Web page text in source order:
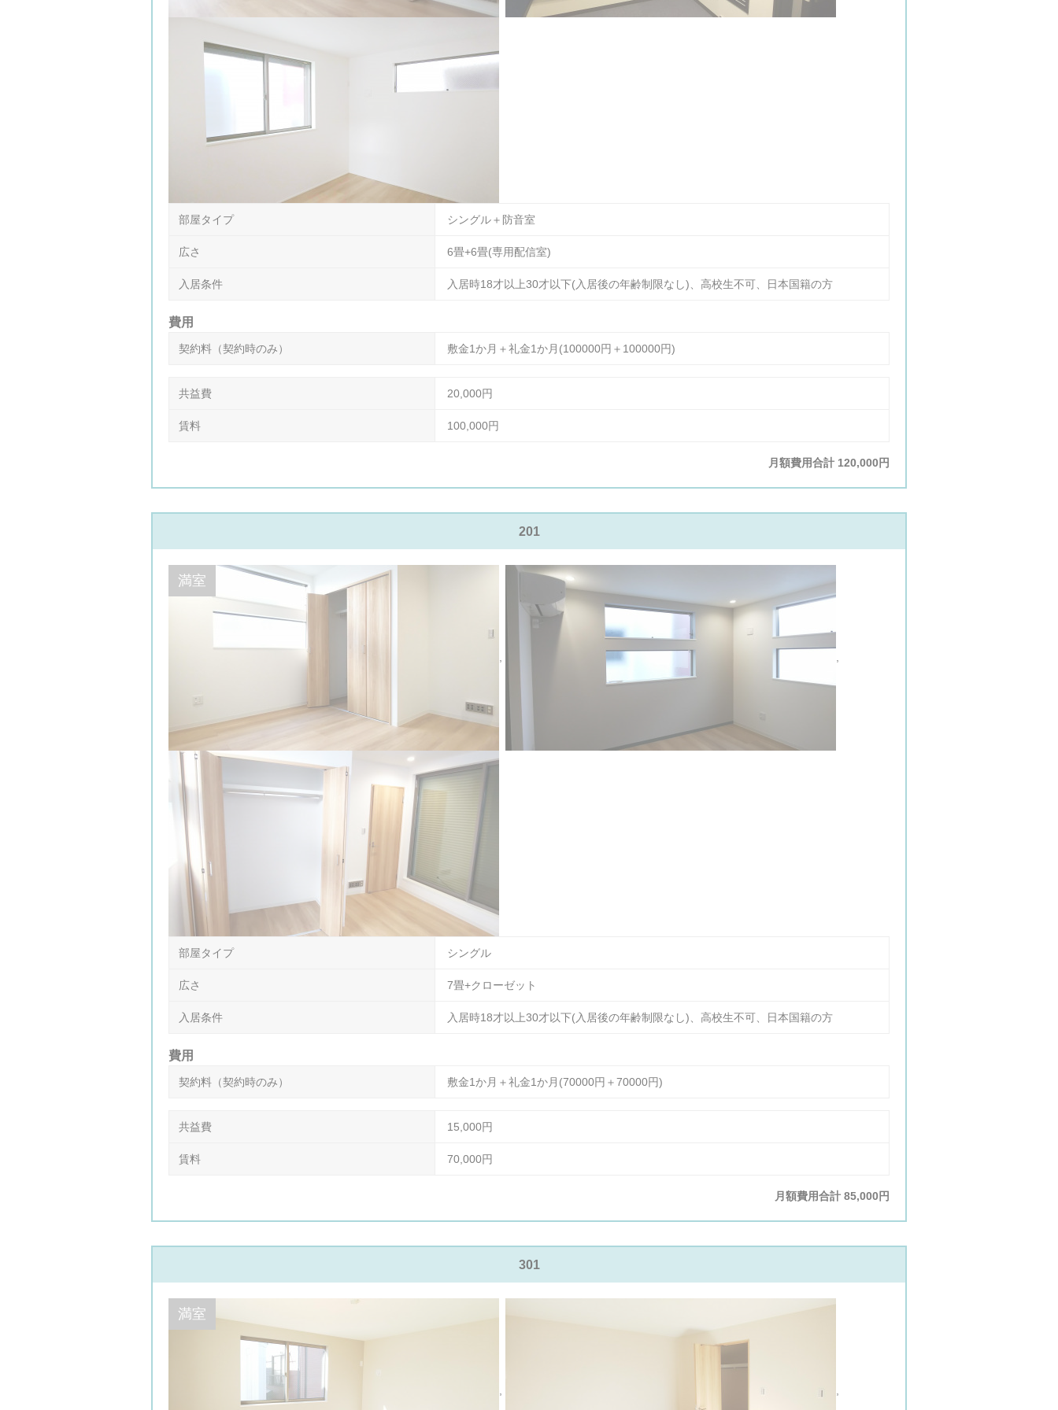
部屋タイプ シングル＋防音室
広さ 6畳+6畳(専用配信室)
入居条件 入居時18才以上30才以下(入居後の年齢制限なし)、高校生不可、日本国籍の方
費用
契約料（契約時のみ） 敷金1か月＋礼金1か月(100000円＋100000円)
共益費 20,000円
賃料 100,000円
月額費用合計 120,000円
201
部屋タイプ シングル
広さ 7畳+クローゼット
入居条件 入居時18才以上30才以下(入居後の年齢制限なし)、高校生不可、日本国籍の方
費用
契約料（契約時のみ） 敷金1か月＋礼金1か月(70000円＋70000円)
共益費 15,000円
賃料 70,000円
月額費用合計 85,000円
301